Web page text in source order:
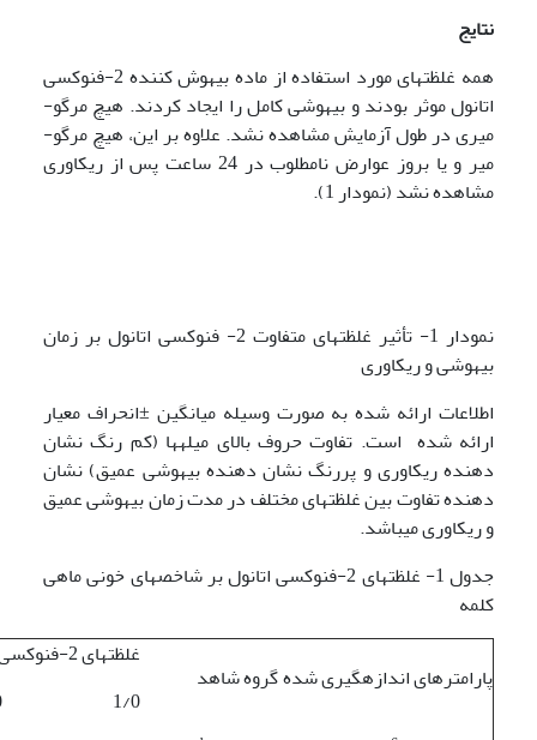
نتایج
همه غلظت­های مورد استفاده از ماده بیهوش کننده 2-فنوکسی
اتانول موثر بودند و بیهوشی کامل را ایجاد کردند. هیچ مرگ­و­
میری در طول آزمایش مشاهده نشد. علاوه بر این، هیچ مرگ­و­
میر و یا بروز عوارض نامطلوب در 24 ساعت پس از ریکاوری
مشاهده نشد (نمودار 1).
نمودار 1- تأثیر غلظت­های متفاوت 2- فنوکسی اتانول بر زمان
بیهوشی و ریکاوری
اطلاعات ارائه شده به صورت وسیله میانگین ±انحراف معیار
ارائه شده است. تفاوت حروف بالای میله­ها (کم رنگ نشان
دهنده ریکاوری و پررنگ نشان دهنده بیهوشی عمیق) نشان
دهنده تفاوت بین غلظت­های مختلف در مدت زمان بیهوشی عمیق
و ریکاوری می­باشد.
جدول 1- غلظت­های 2-فنوکسی اتانول بر شاخص­های خونی ماهی
کلمه
پارامترهای اندازه­گیری شدهگروه شاهد
غلظت­های 2-فنوکسی اتانول
1/0